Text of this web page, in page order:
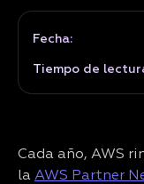
Fecha:
Tiempo de
Cada año, AWS
la AWS Partner